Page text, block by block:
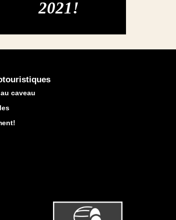
2021!
caveau